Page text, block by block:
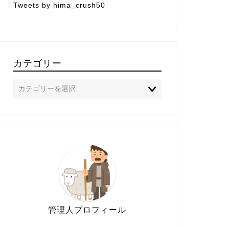
Tweets by hima_crush50
カテゴリー
管理人プロフィール